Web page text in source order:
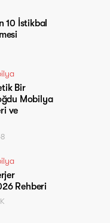
10 İstikbal
Bir
Mobilya
ve
Rehberi